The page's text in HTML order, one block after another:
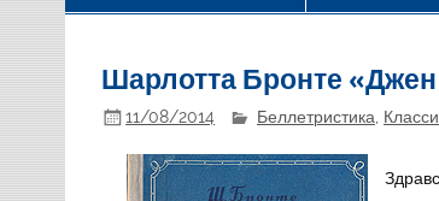
Шарлотта Бронте
11/08/2014 Беллетристика